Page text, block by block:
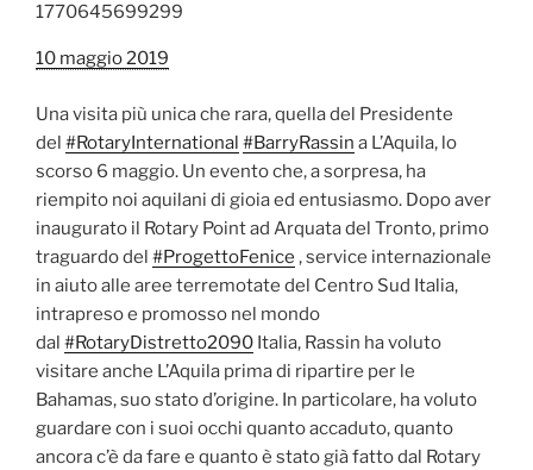
1770645699299
10 maggio 2019
Una visita più unica che rara, quella del Presidente
del #RotaryInternational #BarryRassin a L’Aquila, lo
scorso 6 maggio. Un evento che, a sorpresa, ha
riempito noi aquilani di gioia ed entusiasmo. Dopo aver
inaugurato il Rotary Point ad Arquata del Tronto, primo
traguardo del #ProgettoFenice , service internazionale
in aiuto alle aree terremotate del Centro Sud Italia,
intrapreso e promosso nel mondo
dal #RotaryDistretto2090 Italia, Rassin ha voluto
visitare anche L’Aquila prima di ripartire per le
Bahamas, suo stato d’origine. In particolare, ha voluto
guardare con i suoi occhi quanto accaduto, quanto
ancora c’è da fare e quanto è stato già fatto dal Rotary